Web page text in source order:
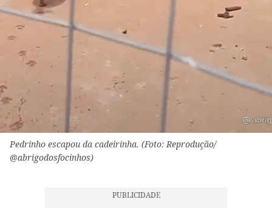
Pedrinho escapou da cadeirinha. (Foto: Reprodução/
@abrigodosfocinhos)